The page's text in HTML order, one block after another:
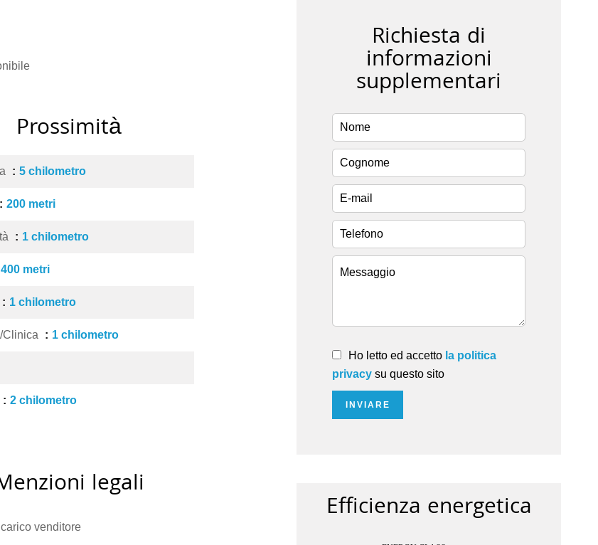
Prossimità
5 chilometro
200 metri
1 chilometro
400 metri
1 chilometro
Clinica 1 chilometro
2 chilometro
legali
venditore
Richiesta di
informazioni
supplementari
Ho letto ed accetto la politica
privacy su questo sito
INVIARE
Efficienza energetica